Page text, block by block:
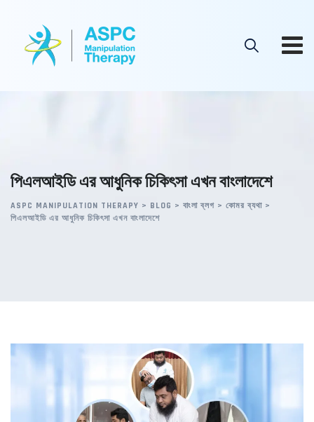
content
পিএলআইডি এর আধুনিক চিকিৎসা এখন বাংলাদেশে
ASPC MANIPULATION THERAPY > BLOG > বাংলা ব্লগ > কোমর ব্যথা >
পিএলআইডি এর আধুনিক চিকিৎসা এখন বাংলাদেশে